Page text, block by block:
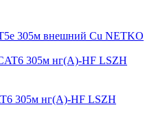
305м внешний Cu NETKO
305м нг(А)-HF LSZH